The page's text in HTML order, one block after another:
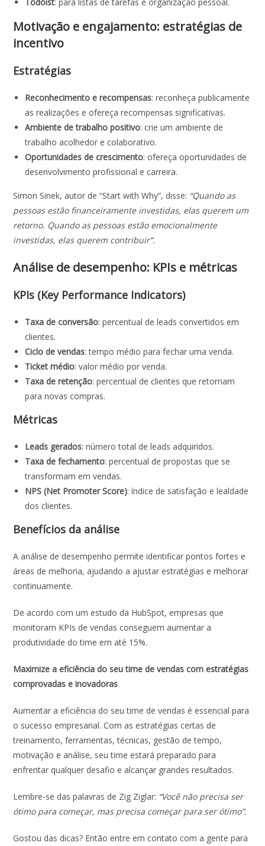
Motivação e engajamento: estratégias de
incentivo
Estratégias
Reconhecimento e recompensas: reconheça publicamente
as realizações e ofereça recompensas significativas.
Ambiente de trabalho positivo: crie um ambiente de
trabalho acolhedor e colaborativo.
Oportunidades de crescimento: ofereça oportunidades de
desenvolvimento profissional e carreira.
Simon Sinek, autor de “Start with Why”, disse: “Quando as
pessoas estão financeiramente investidas, elas querem um
retorno. Quando as pessoas estão emocionalmente
investidas, elas querem contribuir”.
Análise de desempenho: KPIs e métricas
KPIs (Key Performance Indicators)
Taxa de conversão: percentual de leads convertidos em
clientes.
Ciclo de vendas: tempo médio para fechar uma venda.
Ticket médio: valor médio por venda.
Taxa de retenção: percentual de clientes que retornam
para novas compras.
Métricas
Leads gerados: número total de leads adquiridos.
Taxa de fechamento: percentual de propostas que se
transformam em vendas.
NPS (Net Promoter Score): índice de satisfação e lealdade
dos clientes.
Benefícios da análise
A análise de desempenho permite identificar pontos fortes e
áreas de melhoria, ajudando a ajustar estratégias e melhorar
continuamente.
De acordo com um estudo da HubSpot, empresas que
monitoram KPIs de vendas conseguem aumentar a
produtividade do time em até 15%​.
Maximize a eficiência do seu time de vendas com estratégias
comprovadas e inovadoras
Aumentar a eficiência do seu time de vendas é essencial para
o sucesso empresarial. Com as estratégias certas de
treinamento, ferramentas, técnicas, gestão de tempo,
motivação e análise, seu time estará preparado para
enfrentar qualquer desafio e alcançar grandes resultados.
Lembre-se das palavras de Zig Ziglar: “Você não precisa ser
ótimo para começar, mas precisa começar para ser ótimo”.
Gostou das dicas? Então entre em contato com a gente para